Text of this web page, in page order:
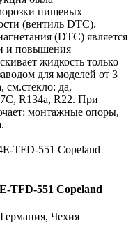
пищевых
(вентиль DTC).
(DTC) является
и повышения
жидкость только
для моделей от 3
см.стекло: да,
R134a, R22. При
монтажные опоры,
TFD-551 Copeland